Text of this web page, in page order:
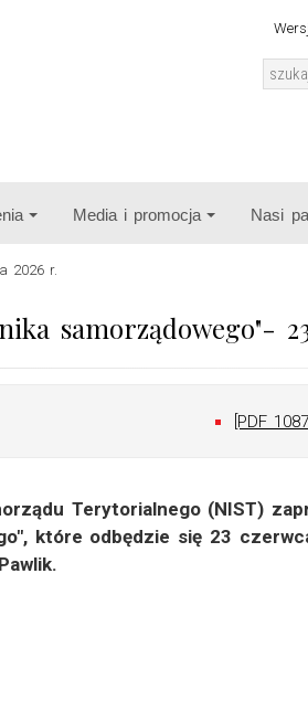
Media i promocja Nasi
2026 r.
samorządowego"-
[PDF
Terytorialnego (NIST)
które odbędzie się 23